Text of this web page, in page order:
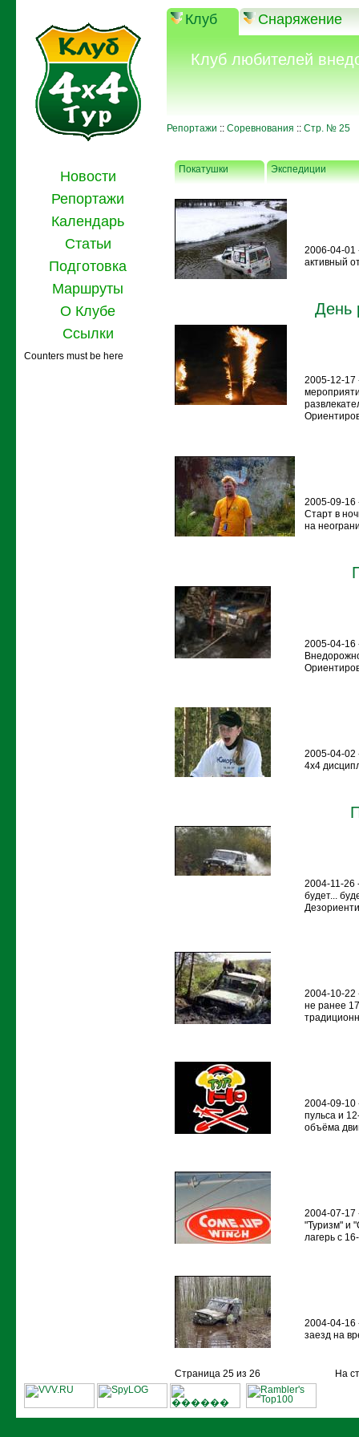
Клуб Снаряжение
Клуб любителей
Репортажи :: Соревнования :: Стр. № 25
Новости
Репортажи
Календарь
Статьи
Подготовка
Маршруты
О Клубе
Ссылки
Counters must be here
Покатушки Экспедиции
2006-04-01
активный
День
2005-12-17
2005-09-16
Старт в
на
2005-04-16
2005-04-02
4х4
2004-11-26
будет...
2004-10-22
не ранее
2004-09-10
пульса и
объёма
2004-07-17
"Туризм" и
лагерь с
2004-04-16
заезд на
Страница 25 из 26 На